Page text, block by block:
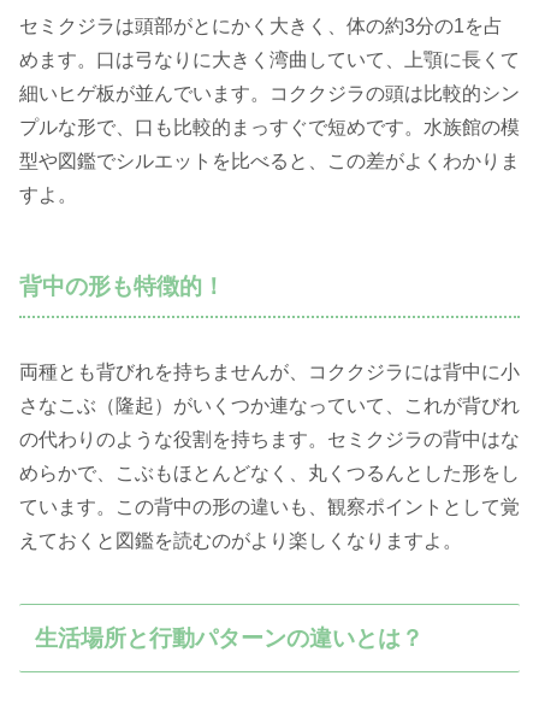
セミクジラは頭部がとにかく大きく、体の約3分の1を占
めます。口は弓なりに大きく湾曲していて、上顎に長くて
細いヒゲ板が並んでいます。コククジラの頭は比較的シン
プルな形で、口も比較的まっすぐで短めです。水族館の模
型や図鑑でシルエットを比べると、この差がよくわかりま
すよ。
背中の形も特徴的！
両種とも背びれを持ちませんが、コククジラには背中に小
さなこぶ（隆起）がいくつか連なっていて、これが背びれ
の代わりのような役割を持ちます。セミクジラの背中はな
めらかで、こぶもほとんどなく、丸くつるんとした形をし
ています。この背中の形の違いも、観察ポイントとして覚
えておくと図鑑を読むのがより楽しくなりますよ。
生活場所と行動パターンの違いとは？